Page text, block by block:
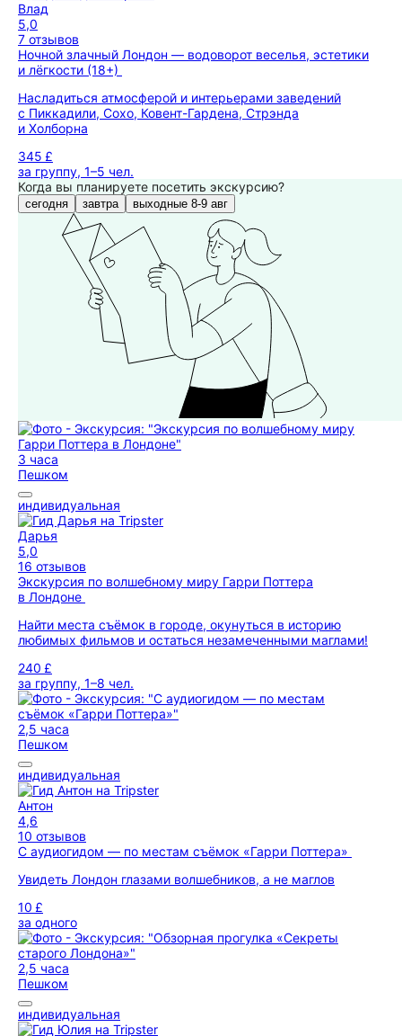
Влад
5,0
7 отзывов
Ночной злачный Лондон — водоворот веселья, эстетики
и лёгкости (18+)
Насладиться атмосферой и интерьерами заведений
с Пиккадили, Сохо, Ковент-Гардена, Стрэнда
и Холборна
345 £
за группу, 1–5 чел.
Когда вы планируете посетить экскурсию?
сегодня завтра выходные 8-9 авг
3 часа
Пешком
индивидуальная
Дарья
5,0
16 отзывов
Экскурсия по волшебному миру Гарри Поттера
в Лондоне
Найти места съёмок в городе, окунуться в историю
любимых фильмов и остаться незамеченными маглами!
240 £
за группу, 1–8 чел.
2,5 часа
Пешком
индивидуальная
Антон
4,6
10 отзывов
С аудиогидом — по местам съёмок «Гарри Поттера»
Увидеть Лондон глазами волшебников, а не маглов
10 £
за одного
2,5 часа
Пешком
индивидуальная